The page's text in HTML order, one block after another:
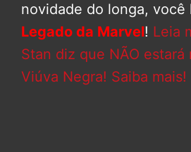
novidade do longa, você
Legado da Marvel! Leia
Stan diz que NÃO estará
Viúva Negra! Saiba mais!